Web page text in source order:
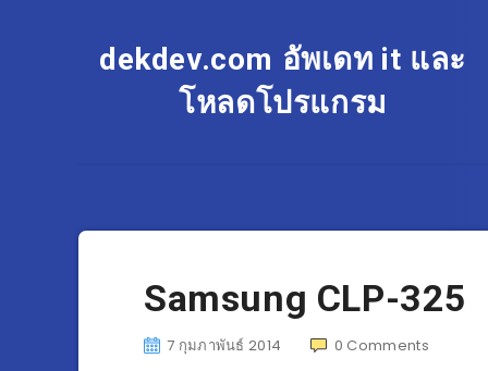
dekdev.com อัพเดท it และ
โหลดโปรแกรม
Samsung CLP-325
7 กุมภาพันธ์ 2014 0 Comments